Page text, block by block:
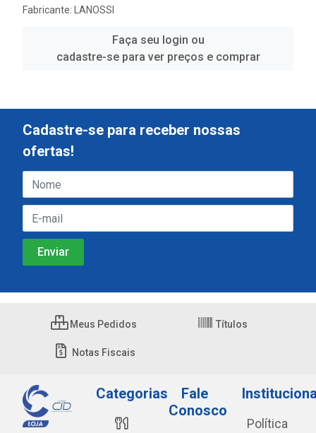
Fabricante:
LANOSSI
Faça seu login ou
cadastre-se para ver preços e comprar
Cadastre-se para receber nossas
ofertas!
Meus Pedidos Títulos
Notas Fiscais
Categorias
Fale
Conosco
Política